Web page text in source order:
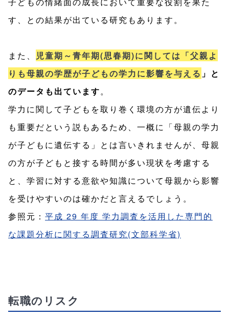
す、との結果が出ている研究もあります。
また、 児童期～青年期(思春期)に関しては「父親よ
りも母親の学歴が子どもの学力に影響を与える 」と
のデータも出ています。
学力に関して子どもを取り巻く環境の方が遺伝より
も重要だという説もあるため、一概に「母親の学力
が子どもに遺伝する」とは言いきれませんが、母親
の方が子どもと接する時間が多い現状を考慮する
と、学習に対する意欲や知識について母親から影響
を受けやすいのは確かだと言えるでしょう。
参照元： 平成 29 年度 学力調査を活用した専門的
な課題分析に関する調査研究(文部科学省)
転職のリスク